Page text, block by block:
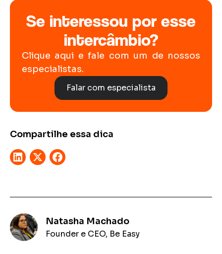
Se interessou por esse
intercâmbio?
Clique aqui e fale com um de nossos
especialistas.
Falar com especialista
Compartilhe essa dica
Natasha Machado
Founder e CEO, Be Easy